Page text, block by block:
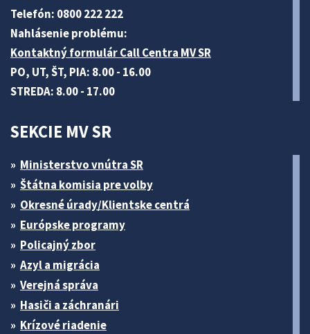
Telefón: 0800 222 222
Nahlásenie problému:
Kontaktný formulár Call Centra MV SR
PO, UT, ŠT, PIA: 8.00 - 16.00
STREDA: 8.00 - 17.00
SEKCIE MV SR
Ministerstvo vnútra SR
Štátna komisia pre volby
Okresné úrady/Klientske centrá
Európske programy
Policajný zbor
Azyl a migrácia
Verejná správa
Hasiči a záchranári
Krízové riadenie